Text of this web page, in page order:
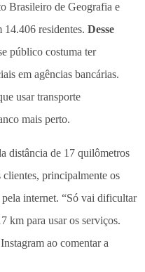
Brasileiro de Geografia e
residentes. Desse
público costuma ter
em agências bancárias.
usar transporte
mais perto.
distância de 17 quilômetros
clientes, principalmente os
internet. “Só vai dificultar
km para usar os serviços.
ao comentar a